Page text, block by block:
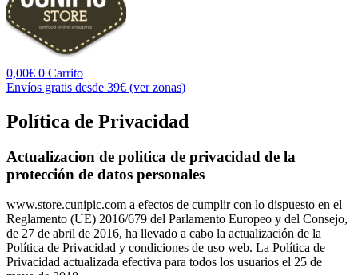
0,00€ 0 Carrito
Envíos gratis desde 39€ (ver zonas)
Política de Privacidad
Actualizacion de politica de privacidad de la
protección de datos personales
www.store.cunipic.com a efectos de cumplir con lo dispuesto en el
Reglamento (UE) 2016/679 del Parlamento Europeo y del Consejo,
de 27 de abril de 2016, ha llevado a cabo la actualización de la
Política de Privacidad y condiciones de uso web. La Política de
Privacidad actualizada efectiva para todos los usuarios el 25 de